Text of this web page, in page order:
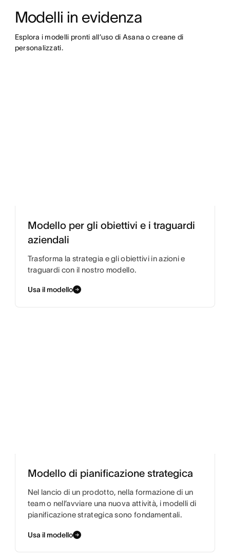
Modelli in evidenza
Esplora i modelli pronti all’uso di Asana o creane di
personalizzati.
Modello per gli obiettivi e i traguardi
aziendali
Trasforma la strategia e gli obiettivi in azioni e
traguardi con il nostro modello.
Usa il modello
Modello di pianificazione strategica
Nel lancio di un prodotto, nella formazione di un
team o nell’avviare una nuova attività, i modelli di
pianificazione strategica sono fondamentali.
Usa il modello